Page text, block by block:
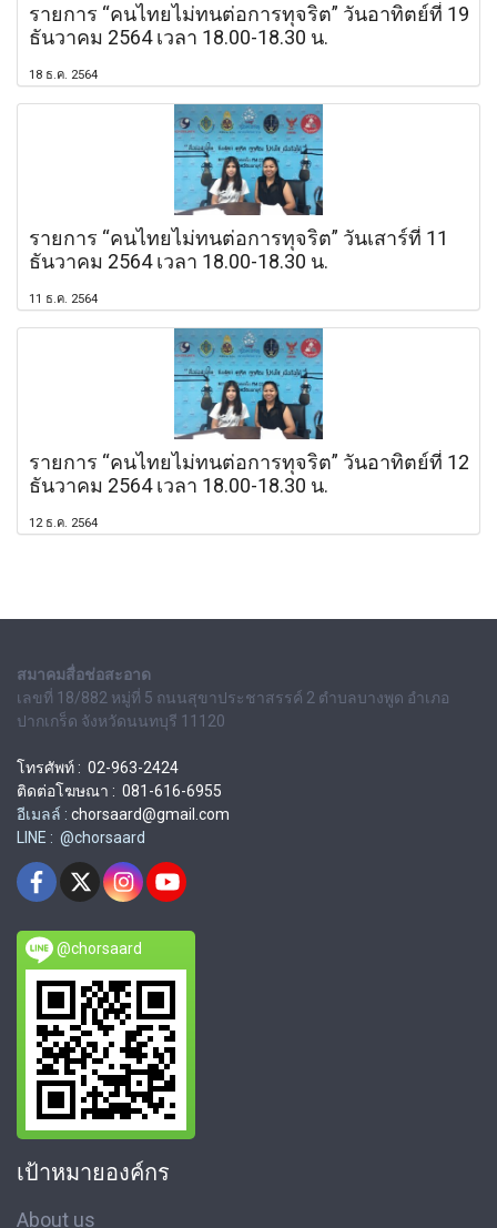
รายการ “คนไทยไม่ทนต่อการทุจริต” วันอาทิตย์ที่ 19
ธันวาคม 2564 เวลา 18.00-18.30 น.
18 ธ.ค. 2564
รายการ “คนไทยไม่ทนต่อการทุจริต” วันเสาร์ที่ 11
ธันวาคม 2564 เวลา 18.00-18.30 น.
11 ธ.ค. 2564
รายการ “คนไทยไม่ทนต่อการทุจริต” วันอาทิตย์ที่ 12
ธันวาคม 2564 เวลา 18.00-18.30 น.
12 ธ.ค. 2564
สมาคมสื่อช่อสะอาด
เลขที่ 18/882 หมู่ที่ 5 ถนนสุขาประชาสรรค์ 2 ตำบลบางพูด อำเภอ
ปากเกร็ด จังหวัดนนทบุรี 11120
โทรศัพท์ : 02-963-2424
ติดต่อโฆษณา : 081-616-6955
อีเมลล์ : chorsaard@gmail.com
LINE : @chorsaard
@chorsaard
เป้าหมายองค์กร
About us